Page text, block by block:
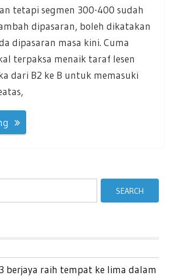
tetapi segmen 300-400 sudah
dipasaran, boleh dikatakan
dipasaran masa kini. Cuma
terpaksa menaik taraf lesen
dari B2 ke B untuk memasuki
berjaya raih tempat ke lima dalam